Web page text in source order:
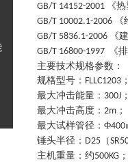
GB/T 14152-2001
《
GB/T 10002.1-2006
GB/T 5836.1-2006
《
GB/T 16800-1997
《
主要技术规格参数 ：
规格型号 ： FLLC1203
最大冲击能量 ： 300J
最大冲击高度 ： 2m ；
最大试样管径 ： Φ400
锤头半径 ： D25 （
主机重量 ： 约500KG ；